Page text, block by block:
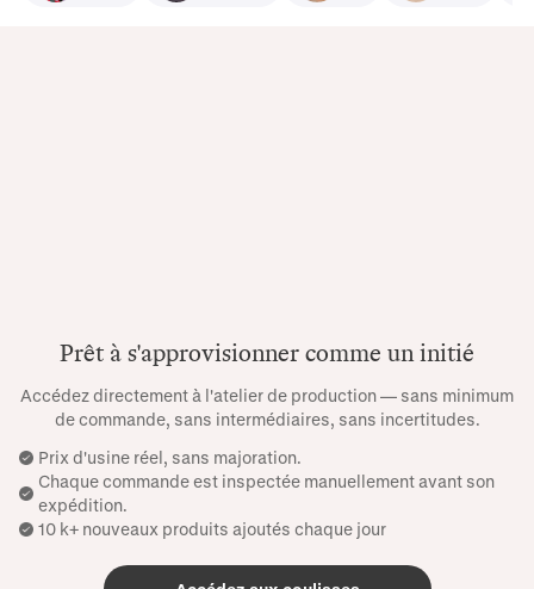
Prêt à s'approvisionner comme un initié
Accédez directement à l'atelier de production — sans minimum
de commande, sans intermédiaires, sans incertitudes.
Prix ​​d'usine réel, sans majoration.
Chaque commande est inspectée manuellement avant son
expédition.
10 k+ nouveaux produits ajoutés chaque jour